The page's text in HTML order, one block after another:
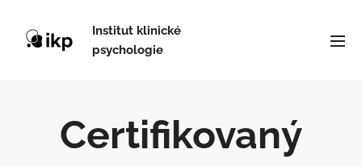
Institut klinické
psychologie
Certifikovaný